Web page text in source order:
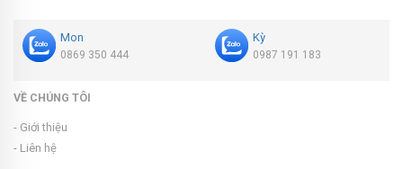
Mon
0869 350 444
Kỳ
0987 191 183
VỀ CHÚNG TÔI
- Giới thiệu
- Liên hệ